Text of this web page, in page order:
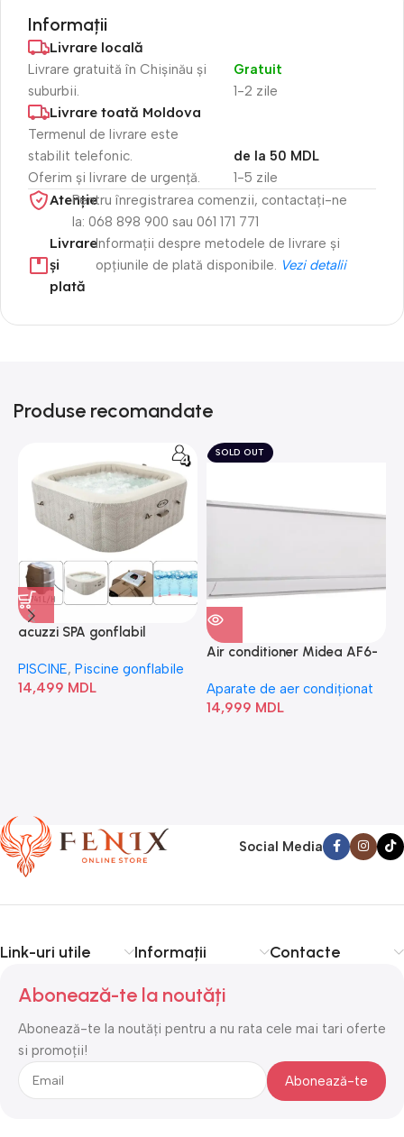
Informații
Livrare locală
Livrare gratuită în Chișinău și
suburbii.
1-2 zile
Gratuit
Livrare toată Moldova
Termenul de livrare este
stabilit telefonic.
Oferim și livrare de urgență.
1-5 zile
de la 50 MDL
Atenție​Pentru înregistrarea comenzii, contactați-ne
la: 068 898 900 sau 061 171 771
Livrare
și
plată
Informații despre metodele de livrare și
opțiunile de plată disponibile. Vezi detalii
Produse recomandate
acuzzi SPA gonflabil
Bubble” 28446
PISCINE, Piscine gonflabile
14,499 MDL
SOLD OUT
Air conditioner Midea AF6-
Aparate de aer condiționat
14,999 MDL
Social Media
Link-uri utile Informații Contacte
Abonează-te la noutăți
Abonează-te la noutăți pentru a nu rata cele mai tari oferte
si promoții!